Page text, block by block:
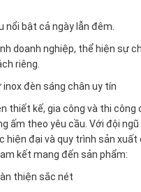
nổi bật cả ngày lẫn đêm.
doanh nghiệp, thể hiện sự
riêng.
đèn sáng chân uy tín
thiết kế, gia công và thi công
ấm theo yêu cầu. Với đội
hiện đại và quy trình sản xuất
kết mang đến sản phẩm:
thiện sắc nét